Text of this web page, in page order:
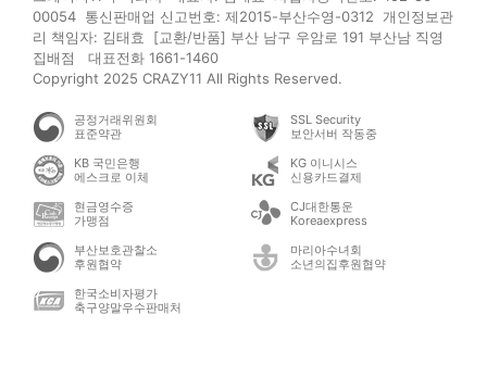
00054 통신판매업 신고번호: 제2015-부산수영-0312 개인정보관
리 책임자: 김태효 [교환/반품] 부산 남구 우암로 191 부산남 직영
집배점 대표전화 1661-1460
Copyright 2025 CRAZY11 All Rights Reserved.
공정거래위원회
표준약관
SSL Security
보안서버 작동중
KB 국민은행
에스크로 이체
KG 이니시스
신용카드결제
현금영수증
가맹점
CJ대한통운
Koreaexpress
부산보호관찰소
후원협약
마리아수녀회
소년의집후원협약
한국소비자평가
축구양말우수판매처